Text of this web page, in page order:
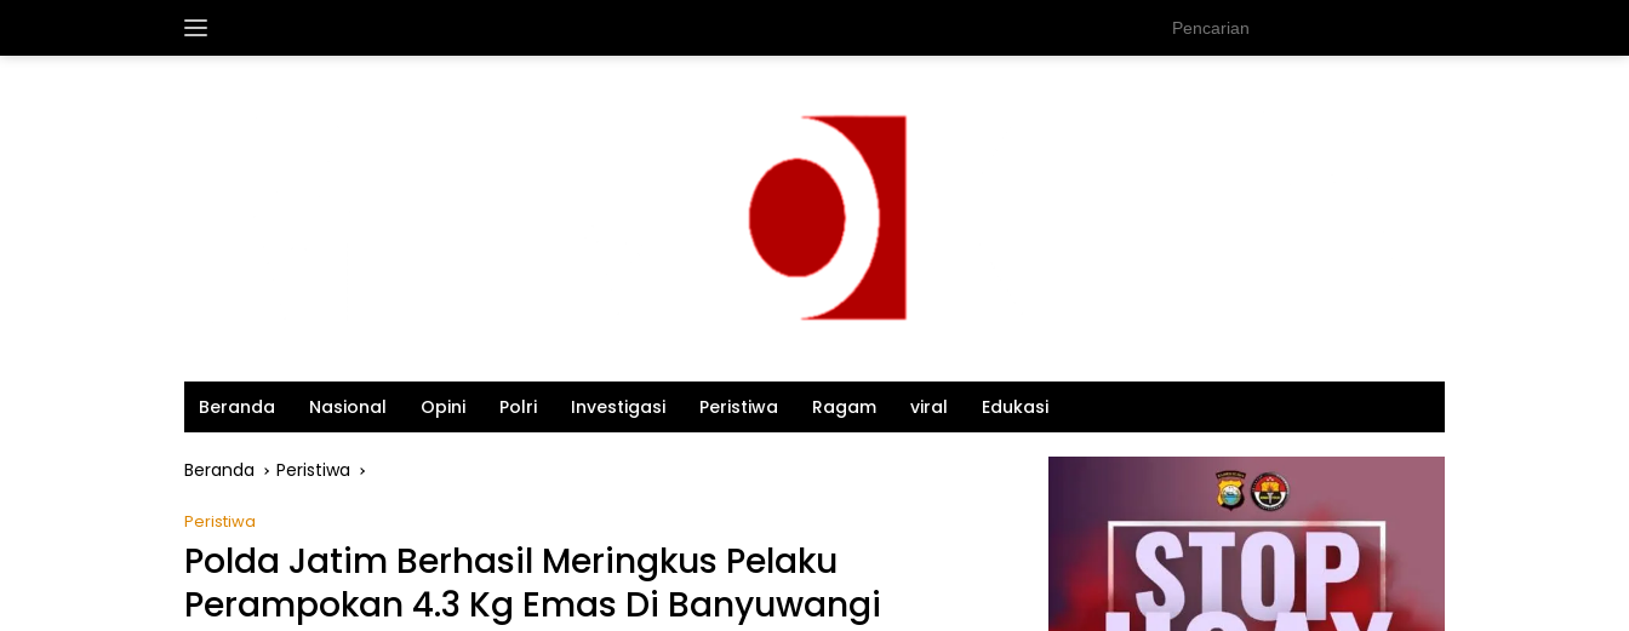
Beranda Nasional Opini Polri Investigasi Peristiwa Ragam viral Edukasi
Beranda Peristiwa
Peristiwa
Polda Jatim Berhasil Meringkus Pelaku
Perampokan 4.3 Kg Emas Di Banyuwangi